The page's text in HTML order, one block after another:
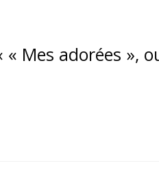
Mes adorées »,